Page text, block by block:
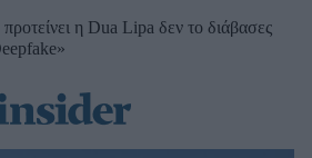
η Dua Lipa δεν το διάβασες